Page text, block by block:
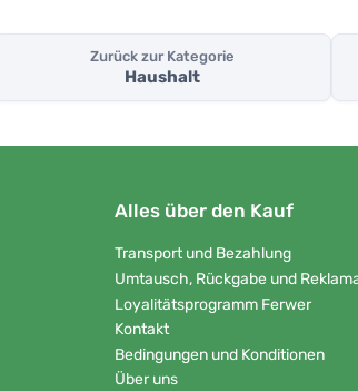
Zurück zur Kategorie
Haushalt
Alles über den Kauf
Transport und Bezahlung
Umtausch, Rückgabe und
Loyalitätsprogramm Ferwer
Kontakt
Bedingungen und Konditionen
Über uns